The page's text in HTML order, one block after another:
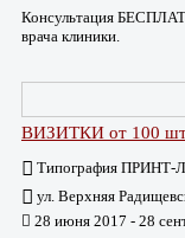
Консультация
врача клиники.
ВИЗИТКИ от 100
Типография ПРИНТ-
ул. Верхняя
28 июня 2017 - 28